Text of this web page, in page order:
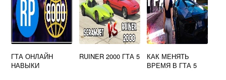
ГТА ОНЛАЙН
НАВЫКИ
RUINER 2000 ГТА 5
КАК МЕНЯТЬ
ВРЕМЯ В ГТА 5